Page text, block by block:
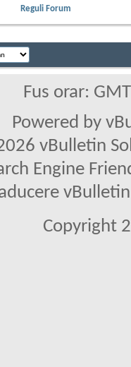
Reguli Forum
Fus orar:
Powered by
vBulletin
Engine
Copyright